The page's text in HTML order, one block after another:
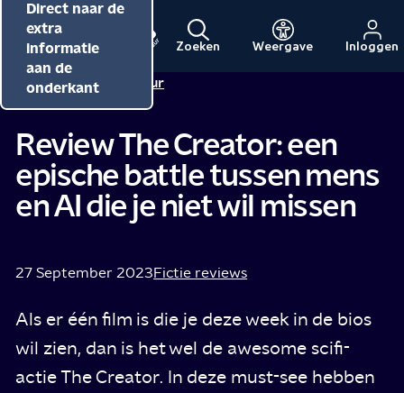
Direct naar de
inhoud
Direct naar de
hoofdnavigatie
Direct naar de
extra
informatie
aan de
onderkant
Menu
Naar
de
NPO
beginpagina
NPO
Cultuur
Zoeken Weergave Inloggen
Redactie NPO Cultuur
Review The Creator: een
epische battle tussen mens
en AI die je niet wil missen
27 September 2023Fictie reviews
Als er één film is die je deze week in de bios
wil zien, dan is het wel de awesome scifi-
actie The Creator. In deze must-see hebben